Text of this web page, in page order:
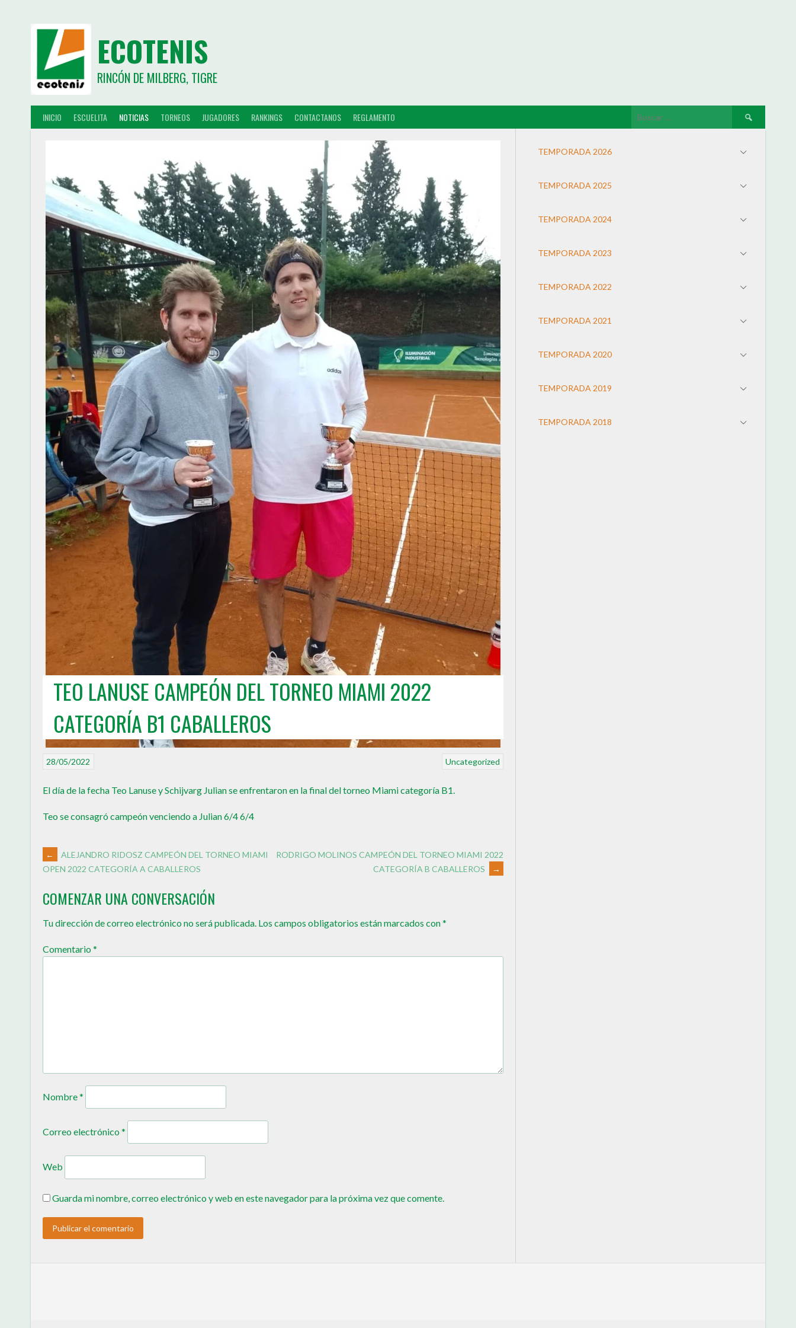
ECOTENIS
RINCÓN DE MILBERG, TIGRE
INICIO ESCUELITA NOTICIAS TORNEOS JUGADORES RANKINGS CONTACTANOS REGLAMENTO
TEO LANUSE CAMPEÓN DEL TORNEO MIAMI 2022
CATEGORÍA B1 CABALLEROS
Uncategorized
28/05/2022
El día de la fecha Teo Lanuse y Schijvarg Julian se enfrentaron en la final del torneo Miami categoría B1.
Teo se consagró campeón venciendo a Julian 6/4 6/4
←
ALEJANDRO RIDOSZ CAMPEÓN DEL TORNEO MIAMI
OPEN 2022 CATEGORÍA A CABALLEROS
RODRIGO MOLINOS CAMPEÓN DEL TORNEO MIAMI 2022
CATEGORÍA B CABALLEROS
→
COMENZAR UNA CONVERSACIÓN
Tu dirección de correo electrónico no será publicada. Los campos obligatorios están marcados con*
Comentario*
Nombre*
Correo electrónico*
Web
Guarda mi nombre, correo electrónico y web en este navegador para la próxima vez que comente.
TEMPORADA 2026
TEMPORADA 2025
TEMPORADA 2024
TEMPORADA 2023
TEMPORADA 2022
TEMPORADA 2021
TEMPORADA 2020
TEMPORADA 2019
TEMPORADA 2018